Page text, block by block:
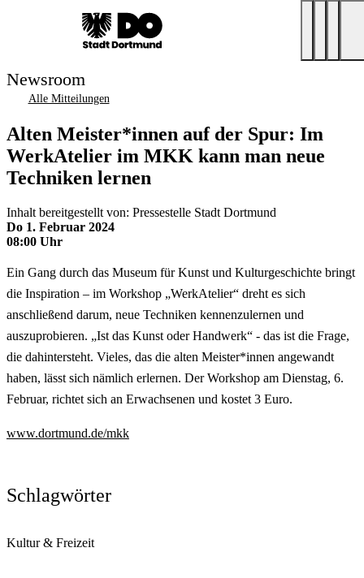
Newsroom
Alle Mitteilungen
Alten Meister*innen auf der Spur: Im
WerkAtelier im MKK kann man neue
Techniken lernen
Inhalt bereitgestellt von: Pressestelle Stadt Dortmund
Do 1. Februar 2024
08:00 Uhr
Ein Gang durch das Museum für Kunst und Kulturgeschichte bringt
die Inspiration – im Workshop „WerkAtelier“ dreht es sich
anschließend darum, neue Techniken kennenzulernen und
auszuprobieren. „Ist das Kunst oder Handwerk“ - das ist die Frage,
die dahintersteht. Vieles, das die alten Meister*innen angewandt
haben, lässt sich nämlich erlernen. Der Workshop am Dienstag, 6.
Februar, richtet sich an Erwachsenen und kostet 3 Euro.
www.dortmund.de/mkk
Schlagwörter
Kultur & Freizeit